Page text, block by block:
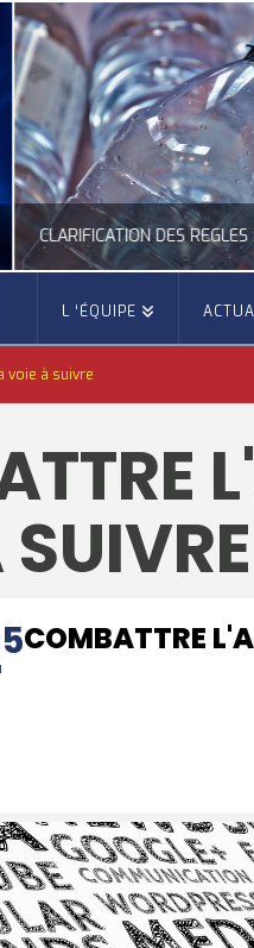
ACTUALITÉ DE L'UNION EUROPÉENNE, ACTUALITÉ DE LA REPRÉSENTATION D’OCCITANIE EUROPE, ECONOMIE
JUILLET 24,
L ‘ÉQUIPE
voie à suivre
COMBATTRE